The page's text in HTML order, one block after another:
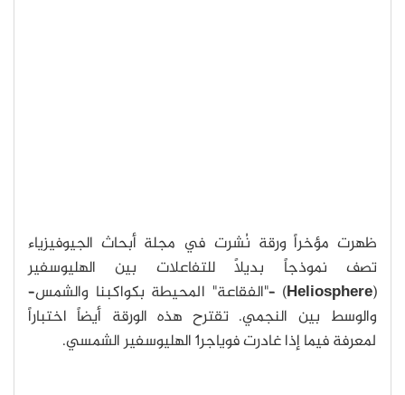
ظهرت مؤخراً ورقة نُشرت في مجلة أبحاث الجيوفيزياء
تصف نموذجاً بديلاً للتفاعلات بين الهليوسفير
(
Heliosphere) –"الفقاعة" المحيطة بكواكبنا والشمس–
والوسط بين النجمي. تقترح هذه الورقة أيضاً اختباراً
لمعرفة فيما إذا غادرت فوياجر1 الهليوسفير الشمسي.